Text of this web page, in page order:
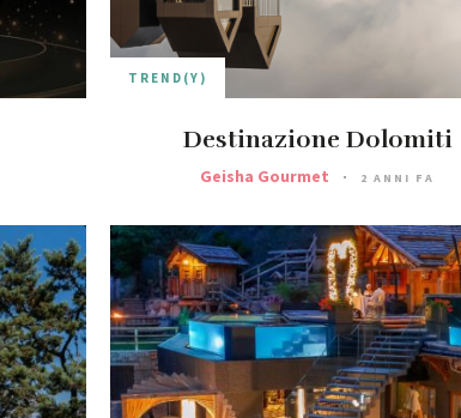
TREND(Y)
Destinazione Dolomiti
Geisha Gourmet 2 ANNI FA